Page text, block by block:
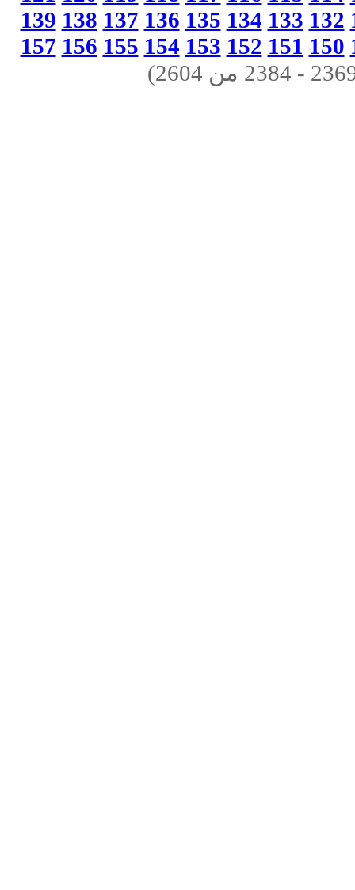
132
133
134
135
136
137
138
139
150
151
152
153
154
155
156
157